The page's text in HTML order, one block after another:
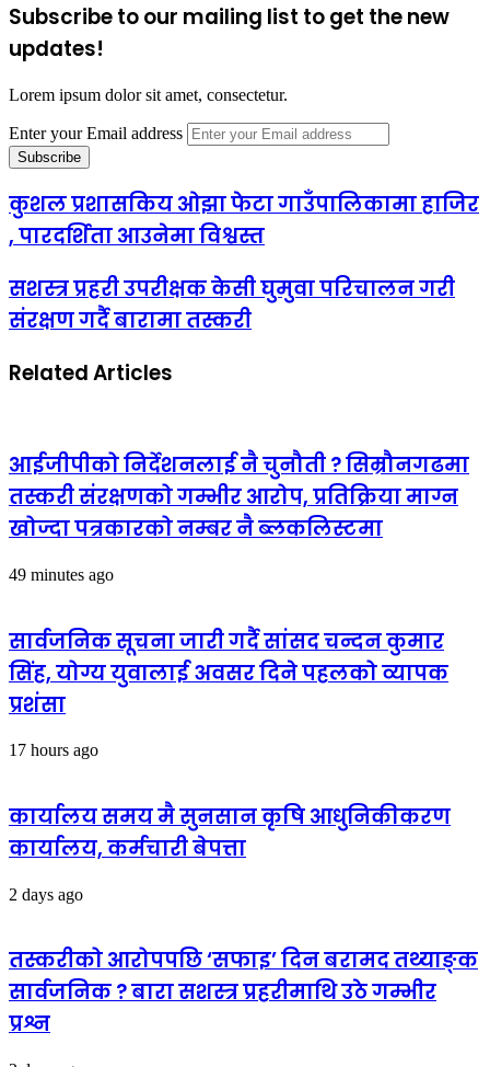
Subscribe to our mailing list to get the new
updates!
Lorem ipsum dolor sit amet, consectetur.
Enter your Email address
कुशल प्रशासकिय ओझा फेटा गाउँपालिकामा हाजिर
, पारदर्शिता आउनेमा विश्वस्त
सशस्त्र प्रहरी उपरीक्षक केसी घुमुवा परिचालन गरी
संरक्षण गर्दै बारामा तस्करी
Related Articles
आईजीपीको निर्देशनलाई नै चुनौती ? सिम्रौनगढमा
तस्करी संरक्षणको गम्भीर आरोप, प्रतिक्रिया माग्न
खोज्दा पत्रकारको नम्बर नै ब्लकलिस्टमा
49 minutes ago
सार्वजनिक सूचना जारी गर्दै सांसद चन्दन कुमार
सिंह, योग्य युवालाई अवसर दिने पहलको व्यापक
प्रशंसा
17 hours ago
कार्यालय समय मै सुनसान कृषि आधुनिकीकरण
कार्यालय, कर्मचारी बेपत्ता
2 days ago
तस्करीको आरोपपछि ‘सफाइ’ दिन बरामद तथ्याङ्क
सार्वजनिक ? बारा सशस्त्र प्रहरीमाथि उठे गम्भीर
प्रश्न